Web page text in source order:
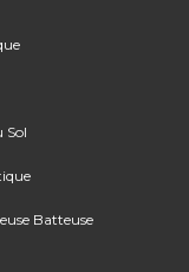
Sol
Batteuse